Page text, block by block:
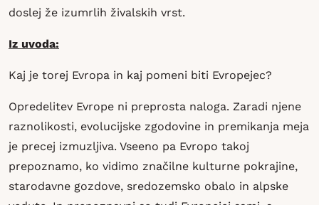
doslej že izumrlih živalskih vrst.
Iz uvoda:
Kaj je torej Evropa in kaj pomeni biti Evropejec?
Opredelitev Evrope ni preprosta naloga. Zaradi njene
raznolikosti, evolucijske zgodovine in premikanja meja
je precej izmuzljiva. Vseeno pa Evropo takoj
prepoznamo, ko vidimo značilne kulturne pokrajine,
starodavne gozdove, sredozemsko obalo in alpske